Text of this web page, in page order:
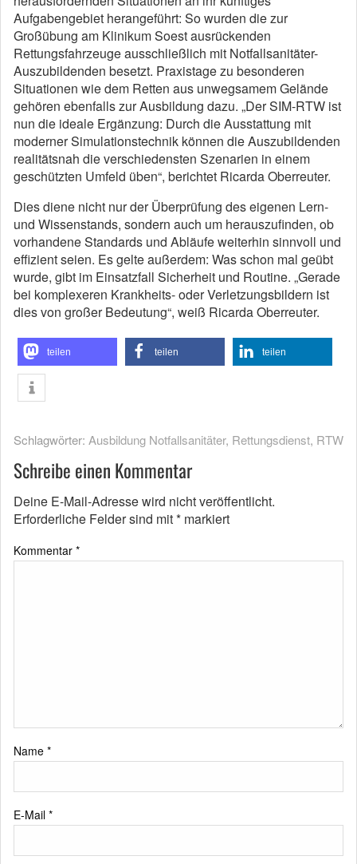
Aufgabengebiet herangeführt: So wurden die zur
Großübung am Klinikum Soest ausrückenden
Rettungsfahrzeuge ausschließlich mit Notfallsanitäter-
Auszubildenden besetzt. Praxistage zu besonderen
Situationen wie dem Retten aus unwegsamem Gelände
gehören ebenfalls zur Ausbildung dazu. „Der SIM-RTW ist
nun die ideale Ergänzung: Durch die Ausstattung mit
moderner Simulationstechnik können die Auszubildenden
realitätsnah die verschiedensten Szenarien in einem
geschützten Umfeld üben“, berichtet Ricarda Oberreuter.
Dies diene nicht nur der Überprüfung des eigenen Lern-
und Wissenstands, sondern auch um herauszufinden, ob
vorhandene Standards und Abläufe weiterhin sinnvoll und
effizient seien. Es gelte außerdem: Was schon mal geübt
wurde, gibt im Einsatzfall Sicherheit und Routine. „Gerade
bei komplexeren Krankheits- oder Verletzungsbildern ist
dies von großer Bedeutung“, weiß Ricarda Oberreuter.
teilen teilen teilen
Schlagwörter: Ausbildung Notfallsanitäter, Rettungsdienst, RTW
Schreibe einen Kommentar
Deine E-Mail-Adresse wird nicht veröffentlicht.
Erforderliche Felder sind mit* markiert
Kommentar *
Name *
E-Mail *